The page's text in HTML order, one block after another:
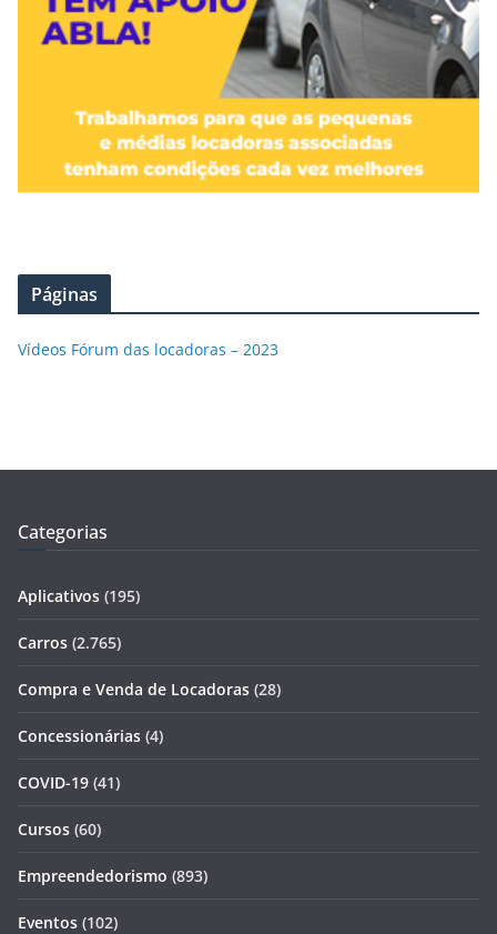
Páginas
Vídeos Fórum das locadoras – 2023
Categorias
Aplicativos (195)
Carros (2.765)
Compra e Venda de Locadoras (28)
Concessionárias (4)
COVID-19 (41)
Cursos (60)
Empreendedorismo (893)
Eventos (102)